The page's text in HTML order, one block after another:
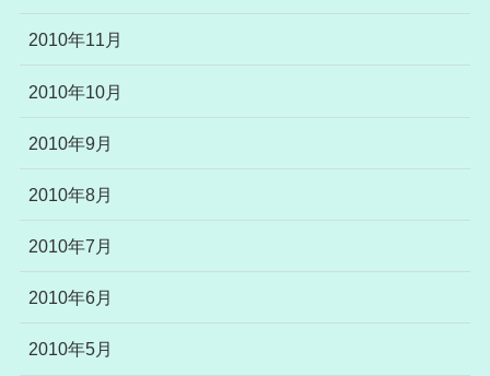
2010年11月
2010年10月
2010年9月
2010年8月
2010年7月
2010年6月
2010年5月